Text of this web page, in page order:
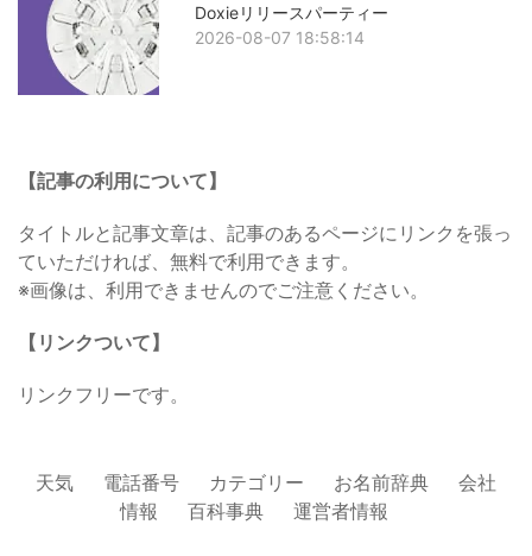
Doxieリリースパーティー
2026-08-07 18:58:14
【記事の利用について】
タイトルと記事文章は、記事のあるページにリンクを張っ
ていただければ、無料で利用できます。
※画像は、利用できませんのでご注意ください。
【リンクついて】
リンクフリーです。
天気 電話番号 カテゴリー お名前辞典
会社
情報
百科事典 運営者情報